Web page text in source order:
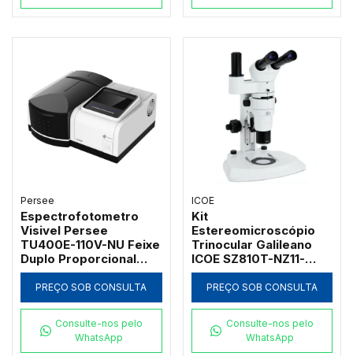
Persee
Espectrofotometro
Visivel Persee
TU400E-110V-NU Feixe
Duplo Proporcional
com Tela Touch
Screen 7" e Suporte 8
Cubetas
PREÇO SOB CONSULTA
Consulte-nos pelo
WhatsApp
ICOE
Kit
Estereomicroscópio
Trinocular Galileano
ICOE SZ810T-NZ11-
360X-IC com Foco
Coaxial Macro e
Micrométrico
PREÇO SOB CONSULTA
Consulte-nos pelo
WhatsApp